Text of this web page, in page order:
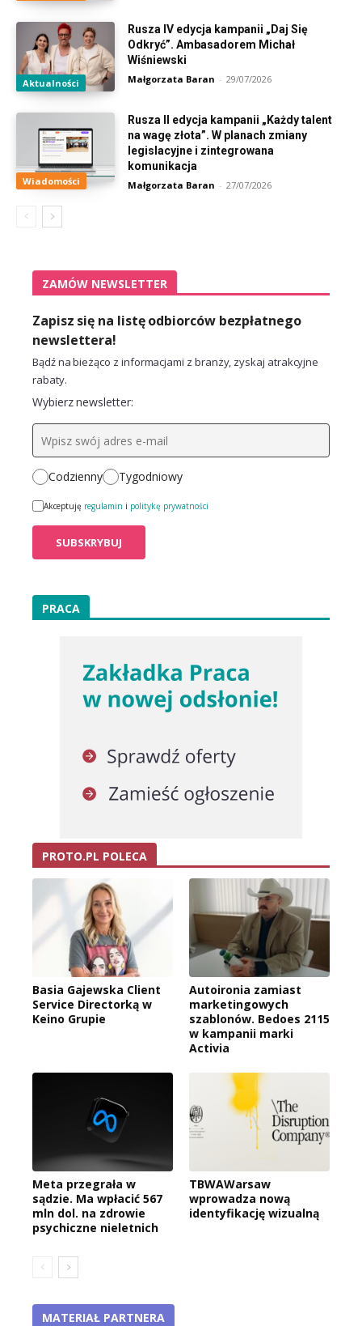
Aktualności
Rusza IV edycja kampanii „Daj Się
Odkryć”. Ambasadorem Michał
Wiśniewski
Małgorzata Baran - 29/07/2026
Wiadomości
Rusza II edycja kampanii „Każdy talent
na wagę złota”. W planach zmiany
legislacyjne i zintegrowana
komunikacja
Małgorzata Baran - 27/07/2026
ZAMÓW NEWSLETTER
Zapisz się na listę odbiorców bezpłatnego
newslettera!
Bądź na bieżąco z informacjami z branży, zyskaj atrakcyjne
rabaty.
Wybierz newsletter:
Codzienny Tygodniowy
Akceptuję regulamin i politykę prywatności
PRACA
PROTO.PL POLECA
Basia Gajewska Client
Service Directorką w
Keino Grupie
Autoironia zamiast
marketingowych
szablonów. Bedoes 2115
w kampanii marki
Activia
Meta przegrała w
sądzie. Ma wpłacić 567
mln dol. na zdrowie
psychiczne nieletnich
TBWAWarsaw
wprowadza nową
identyfikację wizualną
MATERIAŁ PARTNERA